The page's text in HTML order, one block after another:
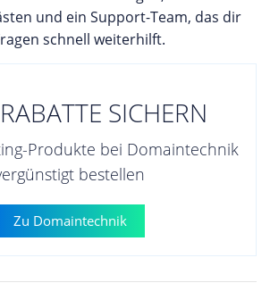
und ein Support-Team, das dir
schnell weiterhilft.
SICHERN
Produkte bei Domaintechnik
bestellen
Zu Domaintechnik